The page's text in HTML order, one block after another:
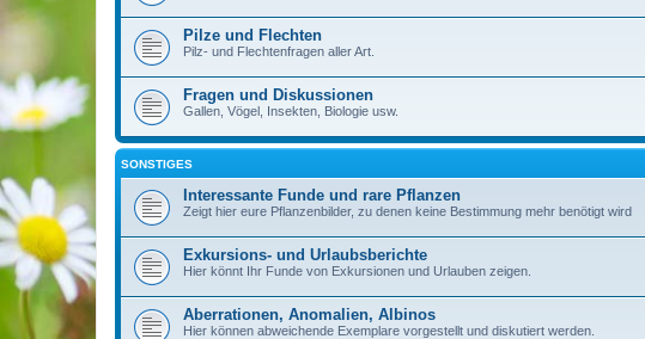
Pilze und Flechten
Pilz- und Flechtenfragen aller Art.
Fragen und Diskussionen
Gallen, Vögel, Insekten, Biologie usw.
SONSTIGES
Interessante Funde und rare Pflanzen
Zeigt hier eure Pflanzenbilder, zu denen keine Bestimmung mehr benötigt wird
Exkursions- und Urlaubsberichte
Hier könnt Ihr Funde von Exkursionen und Urlauben zeigen.
Aberrationen, Anomalien, Albinos
Hier können abweichende Exemplare vorgestellt und diskutiert werden.